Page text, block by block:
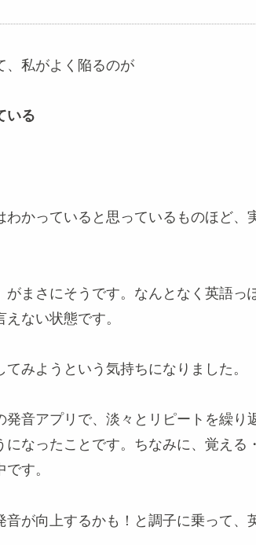
、私がよく陥るのが
いる
わかっていると思っているものほど、
がまさにそうです。なんとなく英語っ
ない状態です。
てみようという気持ちになりました。
発音アプリで、淡々とリピートを繰り
になったことです。ちなみに、覚える
す。
音が向上するかも！と調子に乗って、